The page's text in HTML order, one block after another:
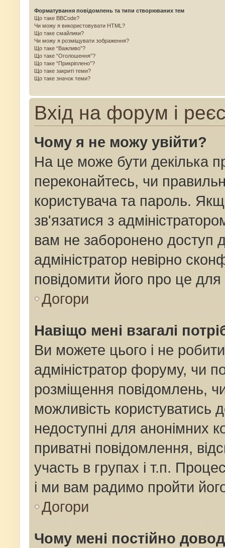
Форматування повідомлень та типи створюваних тем
Що таке BBCode?
Чи можу я використовувати HTML?
Що таке смайлики?
Чи можу я розміщувати зображення?
Що таке “Важливо”?
Що таке “Оголошення”?
Що таке “Прикріплено”?
Що таке закриті теми?
Що таке значок теми?
Вхід на форум і
Чому я не можу увійти?
На це може бути декілька
переконайтесь, чи
користувача та пароль.
зв'язатися з
вам не заборонено
адміністратор невірно
повідомити його про це
Догори
Навіщо мені взагалі
Ви можете цього і не
адміністратор форуму, чи
розміщення повідомлень,
можливість користуватись
недоступні для анонімних
приватні повідомлення,
участь в групах і т.п.
і ми вам радимо пройти
Догори
Чому мені постійно